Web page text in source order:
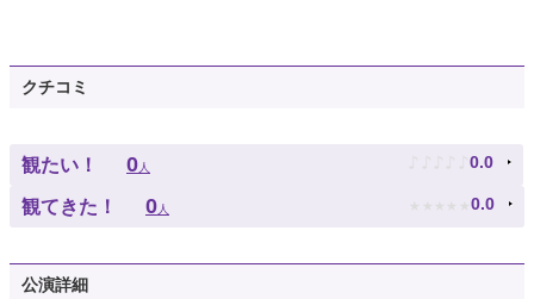
クチコミ
観たい！ 0人 ♪ ♪ ♪ ♪ ♪ 0.0
観てきた！ 0人 ★ ★ ★ ★ ★ 0.0
公演詳細